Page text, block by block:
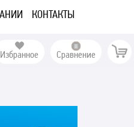
КОНТАКТЫ
Избранное Сравнение